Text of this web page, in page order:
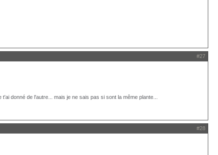
#27
donné de l'autre... mais je ne sais pas si sont la même plante...
#28